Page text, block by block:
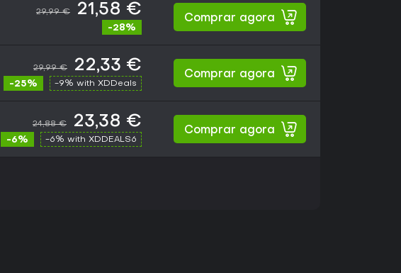
29,99 € 21,58 €
-28%
Comprar agora
29,99 € 22,33 €
-25% -9% with XDDeals
Comprar agora
24,88 € 23,38 €
-6% -6% with XDDEALS6
Comprar agora